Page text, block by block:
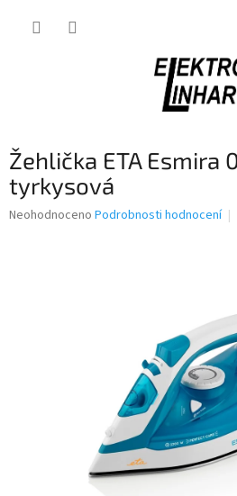
Žehlička ETA Esmira
tyrkysová
Průměrné
Neohodnoceno Podrobnosti hodnocení